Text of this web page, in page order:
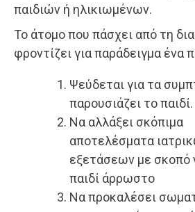
παιδιών ή ηλικιωμένων.
Το άτομο που πάσχει από τη
φροντίζει για παράδειγμα ένα
Ψεύδεται για τα
παρουσιάζει το παιδί.
Nα αλλάξει σκόπιμα
αποτελέσματα
εξετάσεων με σκοπό
παιδί άρρωστο
Να προκαλέσει